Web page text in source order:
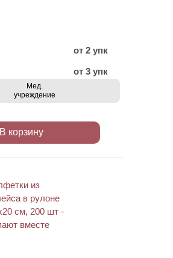
от 2 упк
от 3 упк
Мед.
учреждение
В корзину